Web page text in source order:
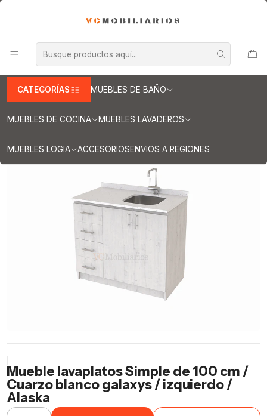
CATEGORÍAS MUEBLES DE BAÑO
MUEBLES DE COCINA MUEBLES LAVADEROS
MUEBLES LOGIA ACCESORIOSENVIOS A REGIONES
Muebles lavaplatos con cubierta de Cuarzo
Lavaplatos con cubierta de cuarzo 100 cms
Mueble lavaplatos Simple de 100 cm / Cuarzo blanco galaxys /
izquierdo / Alaska
Mueble lavaplatos Simple de 100 cm /
Cuarzo blanco galaxys / izquierdo /
Alaska